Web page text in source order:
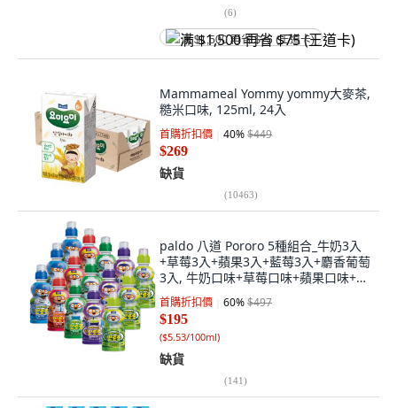
(6)
满 $1,500 再省 $75 (王道卡)
Mammameal Yommy yommy大麥茶,
糙米口味, 125ml, 24入
首購折扣價 40%$449
$269
缺貨
(10463)
paldo 八道 Pororo 5種組合_牛奶3入
+草莓3入+蘋果3入+藍莓3入+麝香葡萄
3入, 牛奶口味+草莓口味+蘋果口味+藍
莓口味+晴王麝香葡萄口味, 15個,
235ml
首購折扣價 60%$497
$195
($5.53/100ml)
缺貨
(141)